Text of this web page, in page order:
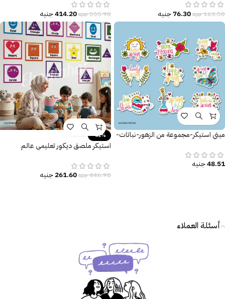
163.50جنيه76.30جنيه 555.90جنيه414.20جنيه
ميني استيكر-مجموعة من الزهور-نباتات-
48.51جنيه
-41%
استيكر ملصق ديكور تعليمي عالم
446.90جنيه261.60جنيه
أسئلة العملاء